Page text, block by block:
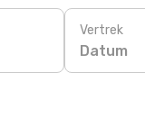
Vertrek
Datum